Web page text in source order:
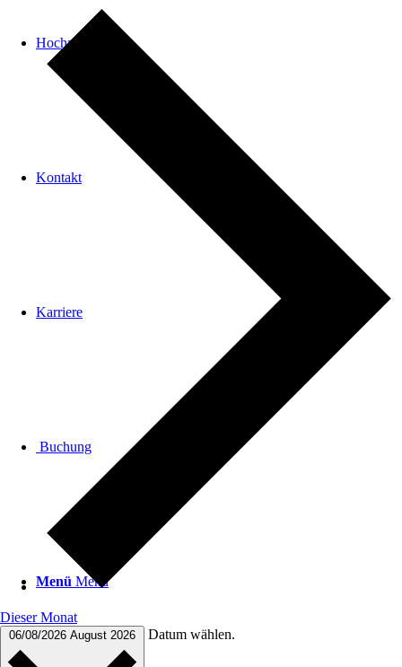
Hochzeit
Kontakt
Karriere
Buchung
Menü Menü
Dieser Monat
06/08/2026 August 2026 Datum wählen.